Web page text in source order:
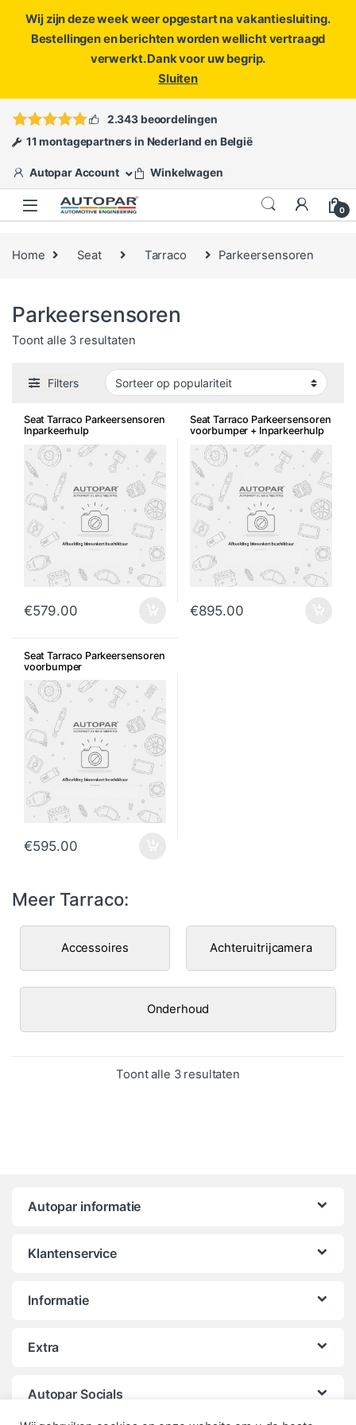
Wij zijn deze week weer opgestart na vakantiesluiting.
Bestellingen en berichten worden wellicht vertraagd
verwerkt. Dank voor uw begrip.
Sluiten
ofopen een ticket
2.343 beoordelingen
11 montagepartners in Nederland en België
Autopar Account Winkelwagen
0
Home Seat Tarraco Parkeersensoren
Parkeersensoren
Toont alle 3 resultatenGesorteerd op populariteit
Filters
Seat Tarraco Parkeersensoren
Inparkeerhulp
€579.00
Seat Tarraco Parkeersensoren
voorbumper + Inparkeerhulp
€895.00
Seat Tarraco Parkeersensoren
voorbumper
€595.00
Meer Tarraco:
Accessoires Achteruitrijcamera
Onderhoud
Toont alle 3 resultatenGesorteerd op
Autopar informatie
Klantenservice
Informatie
Extra
Autopar Socials